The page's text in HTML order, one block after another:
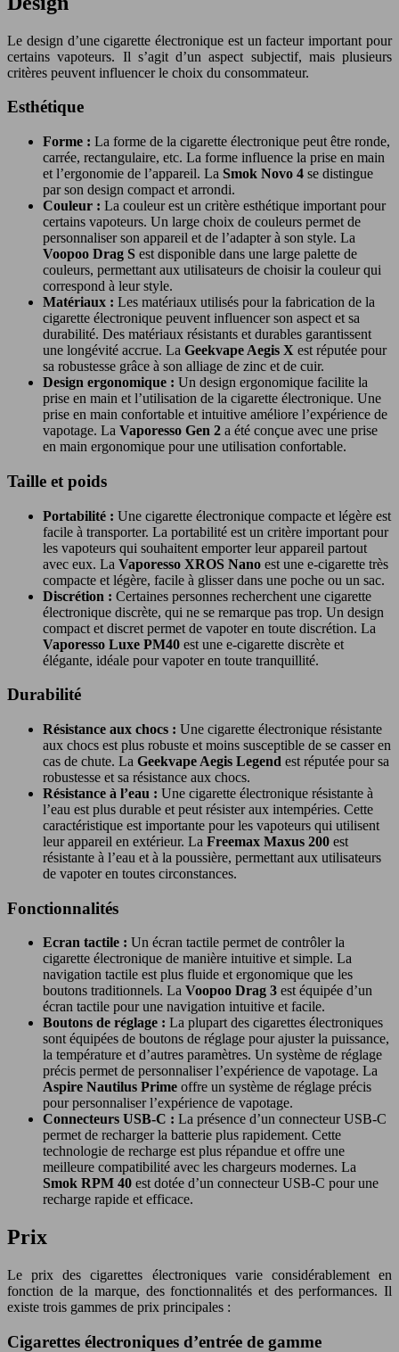
Le design d’une cigarette électronique est un facteur important pour
certains vapoteurs. Il s’agit d’un aspect subjectif, mais plusieurs
critères peuvent influencer le choix du consommateur.
Esthétique
Forme : La forme de la cigarette électronique peut être ronde,
carrée, rectangulaire, etc. La forme influence la prise en main
et l’ergonomie de l’appareil. La Smok Novo 4 se distingue
par son design compact et arrondi.
Couleur : La couleur est un critère esthétique important pour
certains vapoteurs. Un large choix de couleurs permet de
personnaliser son appareil et de l’adapter à son style. La
Voopoo Drag S est disponible dans une large palette de
couleurs, permettant aux utilisateurs de choisir la couleur qui
correspond à leur style.
Matériaux : Les matériaux utilisés pour la fabrication de la
cigarette électronique peuvent influencer son aspect et sa
durabilité. Des matériaux résistants et durables garantissent
une longévité accrue. La Geekvape Aegis X est réputée pour
sa robustesse grâce à son alliage de zinc et de cuir.
Design ergonomique : Un design ergonomique facilite la
prise en main et l’utilisation de la cigarette électronique. Une
prise en main confortable et intuitive améliore l’expérience de
vapotage. La Vaporesso Gen 2 a été conçue avec une prise
en main ergonomique pour une utilisation confortable.
Taille et poids
Portabilité : Une cigarette électronique compacte et légère est
facile à transporter. La portabilité est un critère important pour
les vapoteurs qui souhaitent emporter leur appareil partout
avec eux. La Vaporesso XROS Nano est une e-cigarette très
compacte et légère, facile à glisser dans une poche ou un sac.
Discrétion : Certaines personnes recherchent une cigarette
électronique discrète, qui ne se remarque pas trop. Un design
compact et discret permet de vapoter en toute discrétion. La
Vaporesso Luxe PM40 est une e-cigarette discrète et
élégante, idéale pour vapoter en toute tranquillité.
Durabilité
Résistance aux chocs : Une cigarette électronique résistante
aux chocs est plus robuste et moins susceptible de se casser en
cas de chute. La Geekvape Aegis Legend est réputée pour sa
robustesse et sa résistance aux chocs.
Résistance à l’eau : Une cigarette électronique résistante à
l’eau est plus durable et peut résister aux intempéries. Cette
caractéristique est importante pour les vapoteurs qui utilisent
leur appareil en extérieur. La Freemax Maxus 200 est
résistante à l’eau et à la poussière, permettant aux utilisateurs
de vapoter en toutes circonstances.
Fonctionnalités
Ecran tactile : Un écran tactile permet de contrôler la
cigarette électronique de manière intuitive et simple. La
navigation tactile est plus fluide et ergonomique que les
boutons traditionnels. La Voopoo Drag 3 est équipée d’un
écran tactile pour une navigation intuitive et facile.
Boutons de réglage : La plupart des cigarettes électroniques
sont équipées de boutons de réglage pour ajuster la puissance,
la température et d’autres paramètres. Un système de réglage
précis permet de personnaliser l’expérience de vapotage. La
Aspire Nautilus Prime offre un système de réglage précis
pour personnaliser l’expérience de vapotage.
Connecteurs USB-C : La présence d’un connecteur USB-C
permet de recharger la batterie plus rapidement. Cette
technologie de recharge est plus répandue et offre une
meilleure compatibilité avec les chargeurs modernes. La
Smok RPM 40 est dotée d’un connecteur USB-C pour une
recharge rapide et efficace.
Prix
Le prix des cigarettes électroniques varie considérablement en
fonction de la marque, des fonctionnalités et des performances. Il
existe trois gammes de prix principales :
Cigarettes électroniques d’entrée de gamme